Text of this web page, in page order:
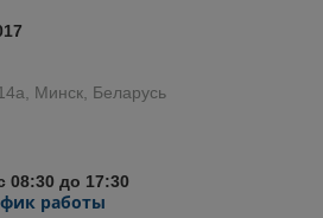
Минск, Беларусь
08:30 до 17:30
работы